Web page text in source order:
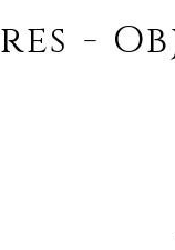
-